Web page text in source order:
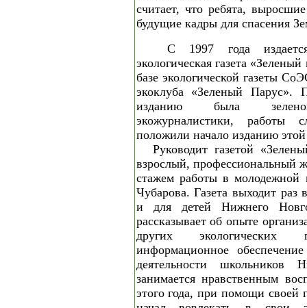
считает, что ребята,
будущие кадры для спасения
С 1997 года
экологическая газета
базе экологической газеты
экоклуба «Зеленый
изданию была
экожурналистики, работы
положили начало изданию этой
Руководит газетой
взрослый, профессиональный
стажем работы в молодежной
Чубарова. Газета выходит раз
и для детей Нижнего
рассказывает об опыте
других экологических
информационное
деятельности школьников
занимается нравственным
этого года, при помощи своей